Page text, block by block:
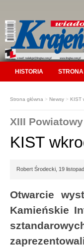
HISTORIA
Strona główna > Newsy > KIST
XIII
KIST
Robert Środecki, 19
Otwarcie
Kamieńskie